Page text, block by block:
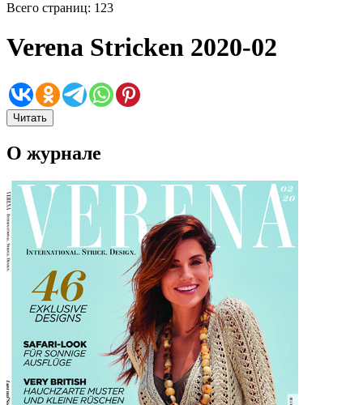
Всего страниц: 123
Verena Stricken 2020-02
Читать
О журнале